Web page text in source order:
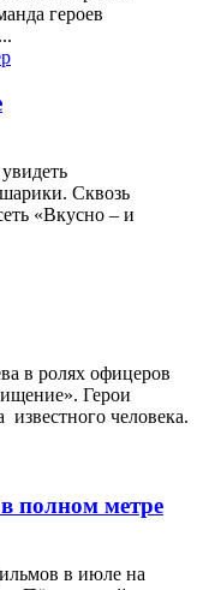
героев
Сквозь
«Вкусно – и
в ролях офицеров
Герои
человека.
полном метре
в июле на